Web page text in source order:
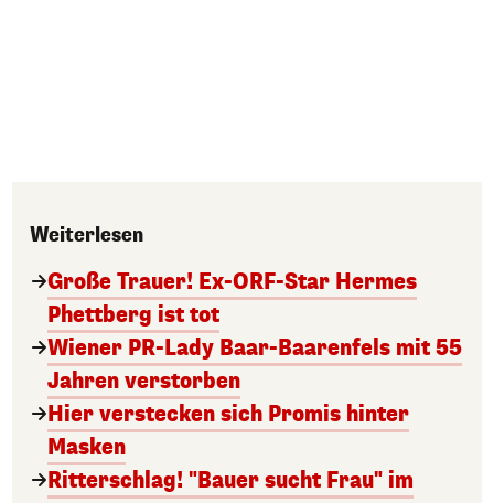
Weiterlesen
Große Trauer! Ex-ORF-Star Hermes
Phettberg ist tot
Wiener PR-Lady Baar-Baarenfels mit 55
Jahren verstorben
Hier verstecken sich Promis hinter
Masken
Ritterschlag! "Bauer sucht Frau" im